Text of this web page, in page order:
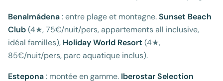
Benalmádena: entre plage et montagne.Sunset Beach
Club(4★, 75€/nuit/pers, appartements all inclusive,
idéal familles), Holiday World Resort (4★,
85€/nuit/pers, parc aquatique inclus).
Estepona: montée en gamme. Iberostar Selection